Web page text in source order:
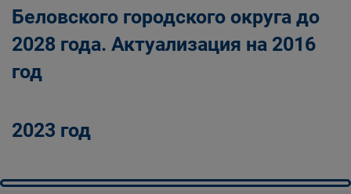
Беловского городского округа до
2028 года. Актуализация на 2016
год
2023 год